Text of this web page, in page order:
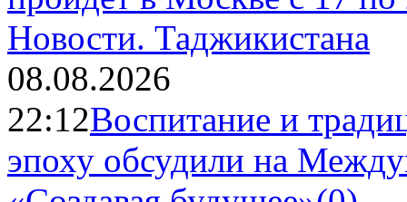
Новости. Таджикистана
08.08.2026
22:12Воспитание и
эпоху обсудили на